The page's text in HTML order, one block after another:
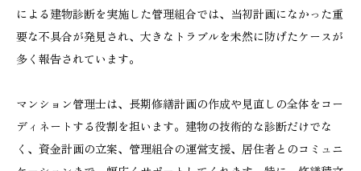
による建物診断を実施した管理組合では、当初計画になかった重
要な不具合が発見され、大きなトラブルを未然に防げたケースが
多く報告されています。
マンション管理士は、長期修繕計画の作成や見直しの全体をコー
ディネートする役割を担います。建物の技術的な診断だけでな
く、資金計画の立案、管理組合の運営支援、居住者とのコミュニ